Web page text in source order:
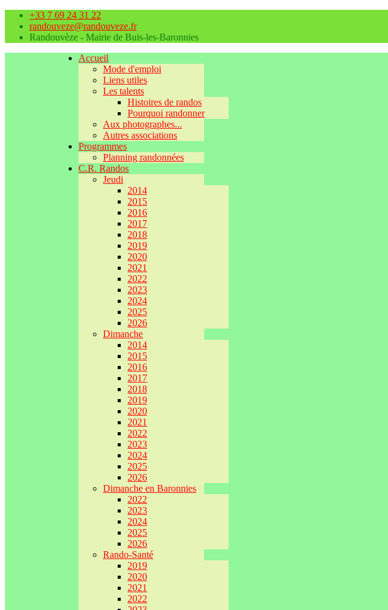
+33 7 69 24 31 22
randouveze@randouveze.fr
Randouvèze - Mairie de Buis-les-Baronnies
Accueil
Mode d'emploi
Liens utiles
Les talents
Histoires de randos
Pourquoi randonner
Aux photographes...
Autres associations
Programmes
Planning randonnées
C.R. Randos
Jeudi
2014
2015
2016
2017
2018
2019
2020
2021
2022
2023
2024
2025
2026
Dimanche
2014
2015
2016
2017
2018
2019
2020
2021
2022
2023
2024
2025
2026
Dimanche en Baronnies
2022
2023
2024
2025
2026
Rando-Santé
2019
2020
2021
2022